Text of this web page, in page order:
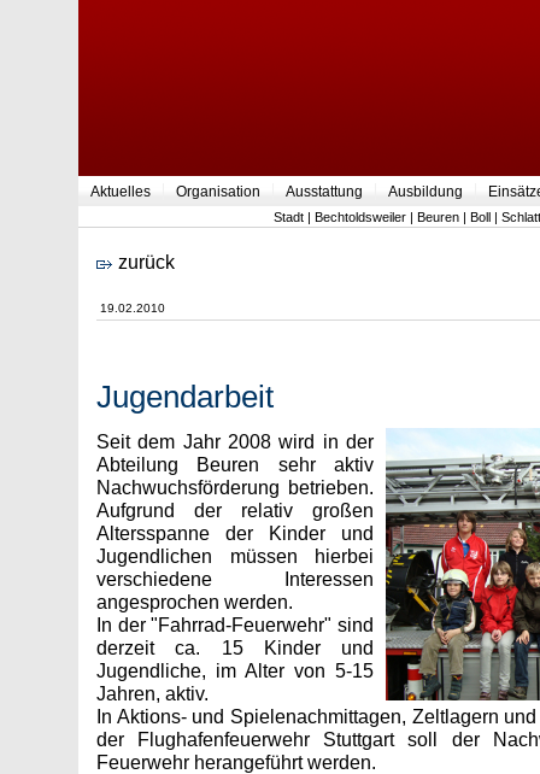
Aktuelles Organisation Ausstattung Ausbildung
Stadt | Bechtoldsweiler | Beuren | Boll | Schlatt
zurück
19.02.2010
Jugendarbeit
Seit dem Jahr 2008 wird in der
Abteilung Beuren sehr aktiv
Nachwuchsförderung betrieben.
Aufgrund der relativ großen
Altersspanne der Kinder und
Jugendlichen müssen hierbei
verschiedene Interessen
angesprochen werden.
In der "Fahrrad-Feuerwehr" sind
derzeit ca. 15 Kinder und
Jugendliche, im Alter von 5-15
Jahren, aktiv.
In Aktions- und Spielenachmittagen, Zeltlagern
der Flughafenfeuerwehr Stuttgart soll der
Feuerwehr herangeführt werden.